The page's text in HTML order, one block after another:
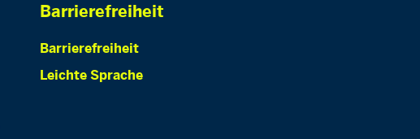
Barrierefreiheit
Barrierefreiheit
Leichte Sprache